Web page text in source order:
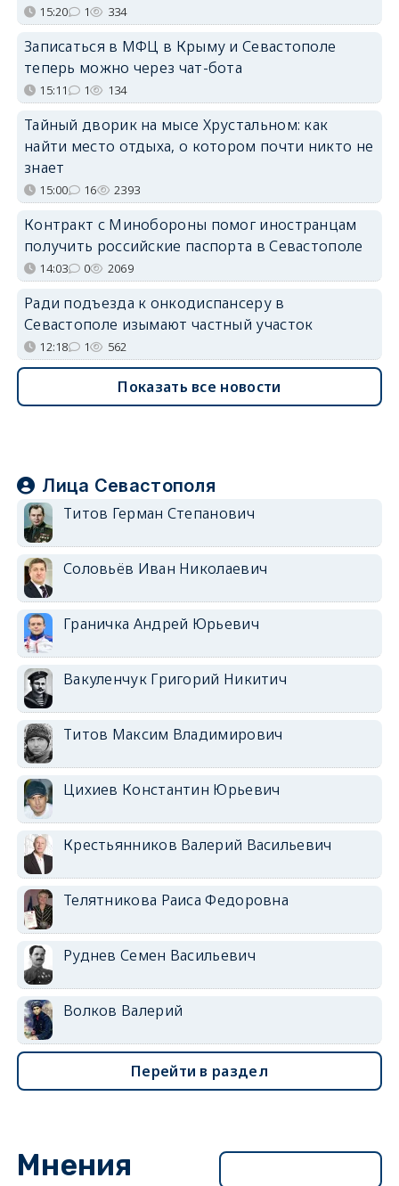
15:20 1 334
Записаться в МФЦ в Крыму и Севастополе
теперь можно через чат-бота
15:11 1 134
Тайный дворик на мысе Хрустальном: как
найти место отдыха, о котором почти никто не
знает
15:00 16 2393
Контракт с Минобороны помог иностранцам
получить российские паспорта в Севастополе
14:03 0 2069
Ради подъезда к онкодиспансеру в
Севастополе изымают частный участок
12:18 1 562
Показать все новости
Лица Севастополя
Титов Герман Степанович
Соловьёв Иван Николаевич
Граничка Андрей Юрьевич
Вакуленчук Григорий Никитич
Титов Максим Владимирович
Цихиев Константин Юрьевич
Крестьянников Валерий Васильевич
Телятникова Раиса Федоровна
Руднев Семен Васильевич
Волков Валерий
Перейти в раздел
Мнения